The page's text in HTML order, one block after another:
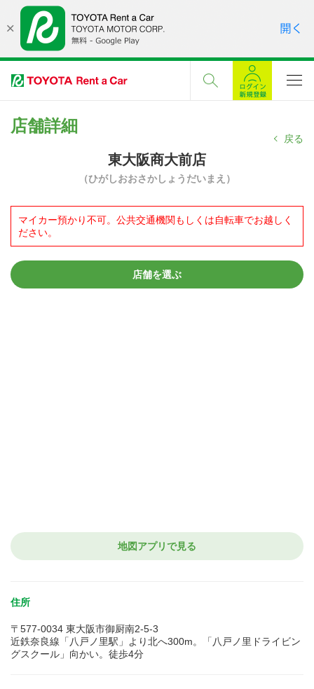
店舗詳細
戻る
東大阪商大前店
（ひがしおおさかしょうだいまえ）
マイカー預かり不可。公共交通機関もしくは自転車でお越しく
ださい。
店舗を選ぶ
地図アプリで見る
住所
〒577-0034 東大阪市御厨南2-5-3
近鉄奈良線「八戸ノ里駅」より北へ300m。「八戸ノ里ドライビン
グスクール」向かい。徒歩4分